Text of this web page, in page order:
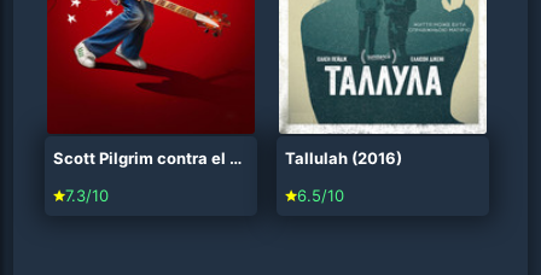
Scott Pilgrim contra el mundo (2010)
7.3/10
Tallulah (2016)
6.5/10